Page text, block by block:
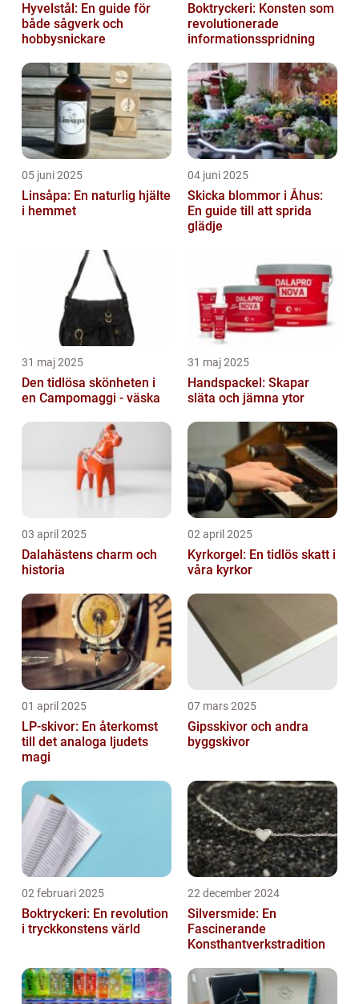
Hyvelstål: En guide för
både sågverk och
hobbysnickare
Boktryckeri: Konsten som
revolutionerade
informationsspridning
05 juni 2025
Linsåpa: En naturlig hjälte
i hemmet
04 juni 2025
Skicka blommor i Åhus:
En guide till att sprida
glädje
31 maj 2025
Den tidlösa skönheten i
en Campomaggi - väska
31 maj 2025
Handspackel: Skapar
släta och jämna ytor
03 april 2025
Dalahästens charm och
historia
02 april 2025
Kyrkorgel: En tidlös skatt i
våra kyrkor
01 april 2025
LP-skivor: En återkomst
till det analoga ljudets
magi
07 mars 2025
Gipsskivor och andra
byggskivor
02 februari 2025
Boktryckeri: En revolution
i tryckkonstens värld
22 december 2024
Silversmide: En
Fascinerande
Konsthantverkstradition